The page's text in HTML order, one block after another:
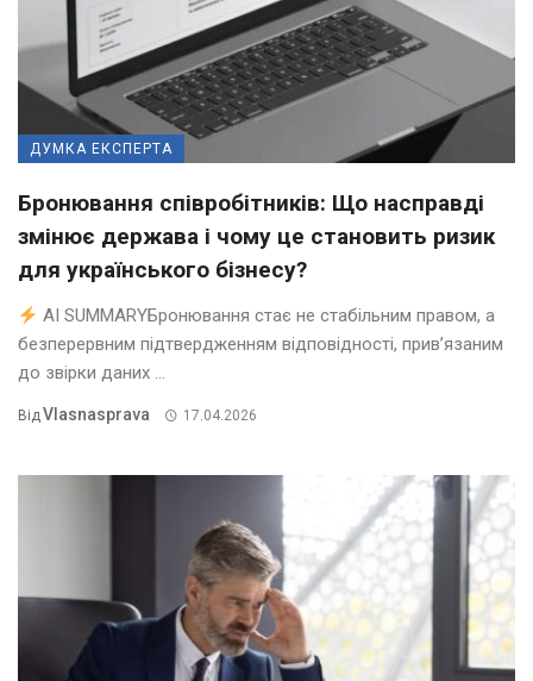
ДУМКА ЕКСПЕРТА
Бронювання співробітників: Що насправді
змінює держава і чому це становить ризик
для українського бізнесу?
AI SUMMARYБронювання стає не стабільним правом, а
безперервним підтвердженням відповідності, прив’язаним
до звірки даних ...
ВідVlasnasprava 17.04.2026